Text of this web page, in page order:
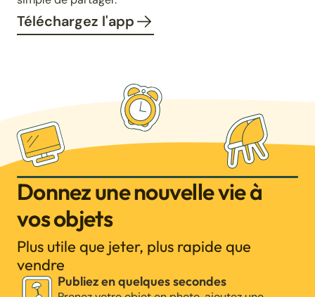
Téléchargez l'app
Donnez une nouvelle vie à
vos objets
Plus utile que jeter, plus rapide que
vendre
Publiez en quelques secondes